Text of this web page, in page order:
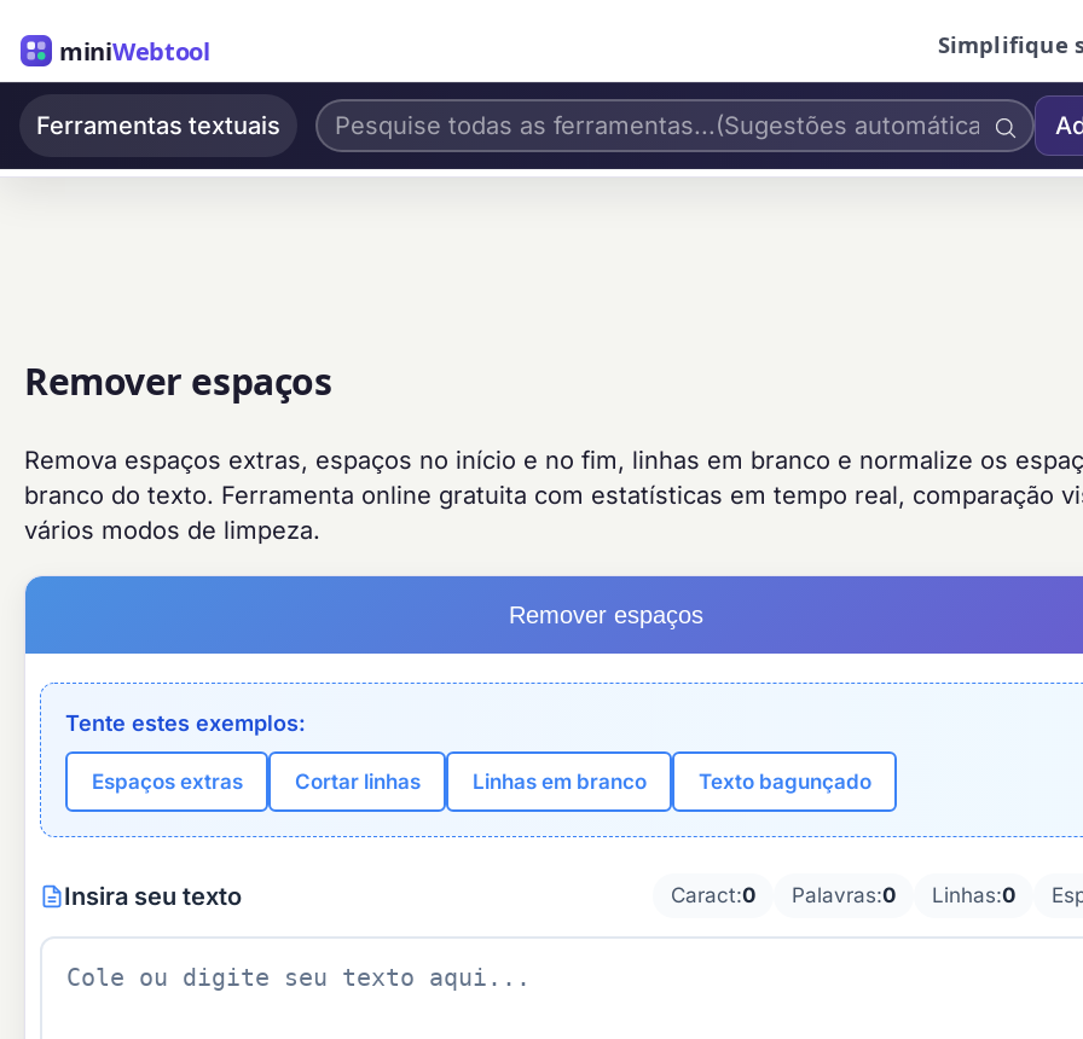
miniWebtool Simplifique
Ferramentas textuais
Remover espaços
Remova espaços extras, espaços no início e no fim, linhas em branco e normalize os
branco do texto. Ferramenta online gratuita com estatísticas em tempo real, comparação
vários modos de limpeza.
Remover espaços
Tente estes exemplos:
Espaços extras Cortar linhas Linhas em branco Texto bagunçado
Insira seu texto Caract:0 Palavras:0 Linhas:0